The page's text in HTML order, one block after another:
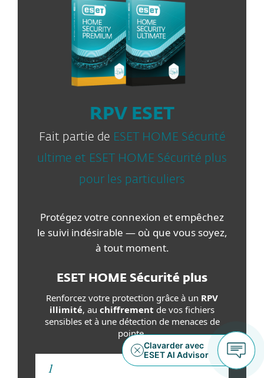
RPV ESET
Fait partie de ESET HOME Sécurité
ultime et ESET HOME Sécurité plus
pour les particuliers
Protégez votre connexion et empêchez
le suivi indésirable — où que vous soyez,
à tout moment.
ESET HOME Sécurité plus
Renforcez votre protection grâce à un RPV
illimité, au chiffrement de vos fichiers
sensibles et à une détection de menaces de
pointe.